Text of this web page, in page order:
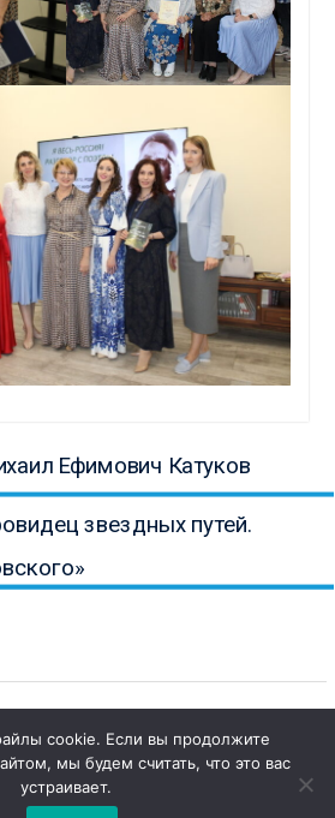
Ефимович Катуков
звездных путей.
© Все права защищены.
им. В.Г. Белинского
cookie. Если вы продолжите
мы будем считать, что это вас
устраивает.
с